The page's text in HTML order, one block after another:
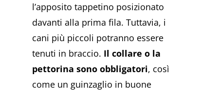
l’apposito tappetino posizionato
davanti alla prima fila. Tuttavia, i
cani più piccoli potranno essere
tenuti in braccio. Il collare o la
pettorina sono obbligatori, così
come un guinzaglio in buone